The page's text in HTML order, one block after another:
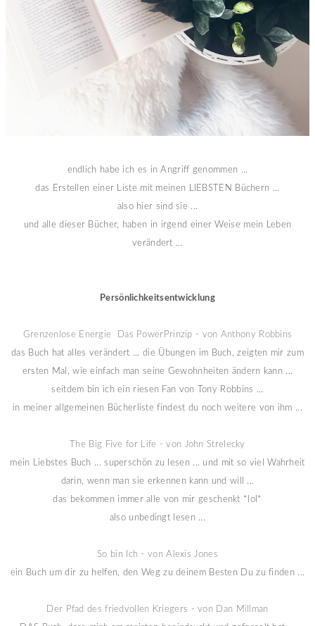
endlich habe ich es in Angriff genommen ...
das Erstellen einer Liste mit meinen LIEBSTEN Büchern ...
also hier sind sie ...
und alle dieser Bücher, haben in irgend einer Weise mein Leben
verändert ...
Persönlichkeitsentwicklung
Grenzenlose Energie Das PowerPrinzip - von Anthony Robbins
das Buch hat alles verändert ... die Übungen im Buch, zeigten mir zum
ersten Mal, wie einfach man seine Gewohnheiten ändern kann ...
seitdem bin ich ein riesen Fan von Tony Robbins ...
in meiner allgemeinen Bücherliste findest du noch weitere von ihm ...
The Big Five for Life - von John Strelecky
mein Liebstes Buch ... superschön zu lesen ... und mit so viel Wahrheit
darin, wenn man sie erkennen kann und will ...
das bekommen immer alle von mir geschenkt *lol*
also unbedingt lesen ...
So bin Ich - von Alexis Jones
ein Buch um dir zu helfen, den Weg zu deinem Besten Du zu finden ...
Der Pfad des friedvollen Kriegers - von Dan Millman